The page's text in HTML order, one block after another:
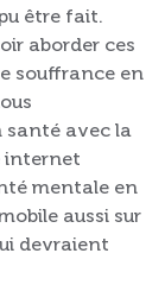
être fait.
aborder ces
souffrance en
santé avec la
internet
mentale en
aussi sur
devraient